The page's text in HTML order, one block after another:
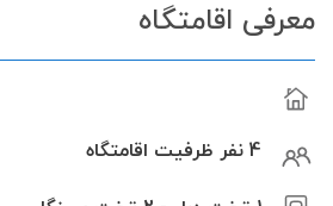
معرفی اقامتگاه
4 نفر ظرفیت اقامتگاه